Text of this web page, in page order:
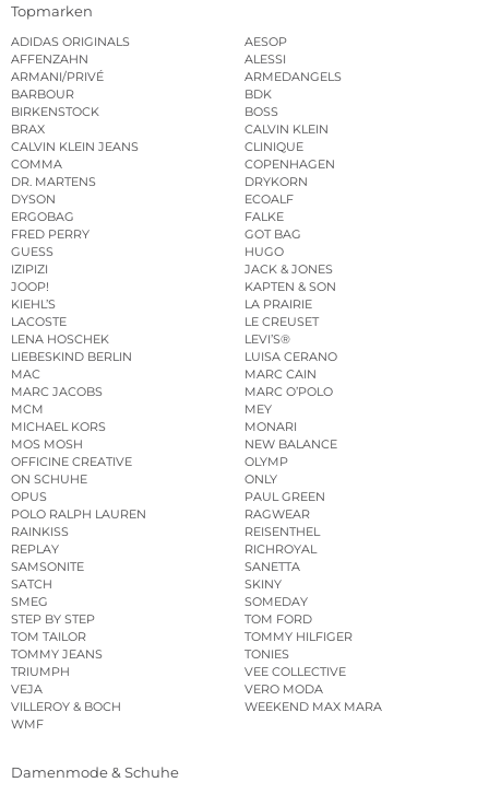
Topmarken
ADIDAS ORIGINALS
AESOP
AFFENZAHN
ALESSI
ARMANI/PRIVÉ
ARMEDANGELS
BARBOUR
BDK
BIRKENSTOCK
BOSS
BRAX
CALVIN KLEIN
CALVIN KLEIN JEANS
CLINIQUE
COMMA
COPENHAGEN
DR. MARTENS
DRYKORN
DYSON
ECOALF
ERGOBAG
FALKE
FRED PERRY
GOT BAG
GUESS
HUGO
IZIPIZI
JACK & JONES
JOOP!
KAPTEN & SON
KIEHL’S
LA PRAIRIE
LACOSTE
LE CREUSET
LENA HOSCHEK
LEVI’S®
LIEBESKIND BERLIN
LUISA CERANO
MAC
MARC CAIN
MARC JACOBS
MARC O’POLO
MCM
MEY
MICHAEL KORS
MONARI
MOS MOSH
NEW BALANCE
OFFICINE CREATIVE
OLYMP
ON SCHUHE
ONLY
OPUS
PAUL GREEN
POLO RALPH LAUREN
RAGWEAR
RAINKISS
REISENTHEL
REPLAY
RICHROYAL
SAMSONITE
SANETTA
SATCH
SKINY
SMEG
SOMEDAY
STEP BY STEP
TOM FORD
TOM TAILOR
TOMMY HILFIGER
TOMMY JEANS
TONIES
TRIUMPH
VEE COLLECTIVE
VEJA
VERO MODA
VILLEROY & BOCH
WEEKEND MAX MARA
WMF
Damenmode & Schuhe